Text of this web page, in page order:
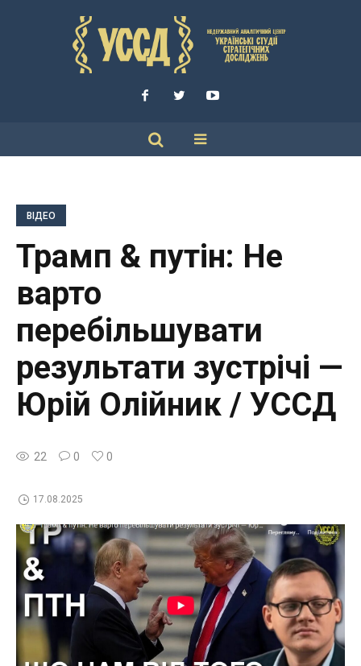
ВІДЕО
Трамп & путін: Не
варто
перебільшувати
результати зустрічі —
Юрій Олійник / УССД
22 0 0
17.08.2025